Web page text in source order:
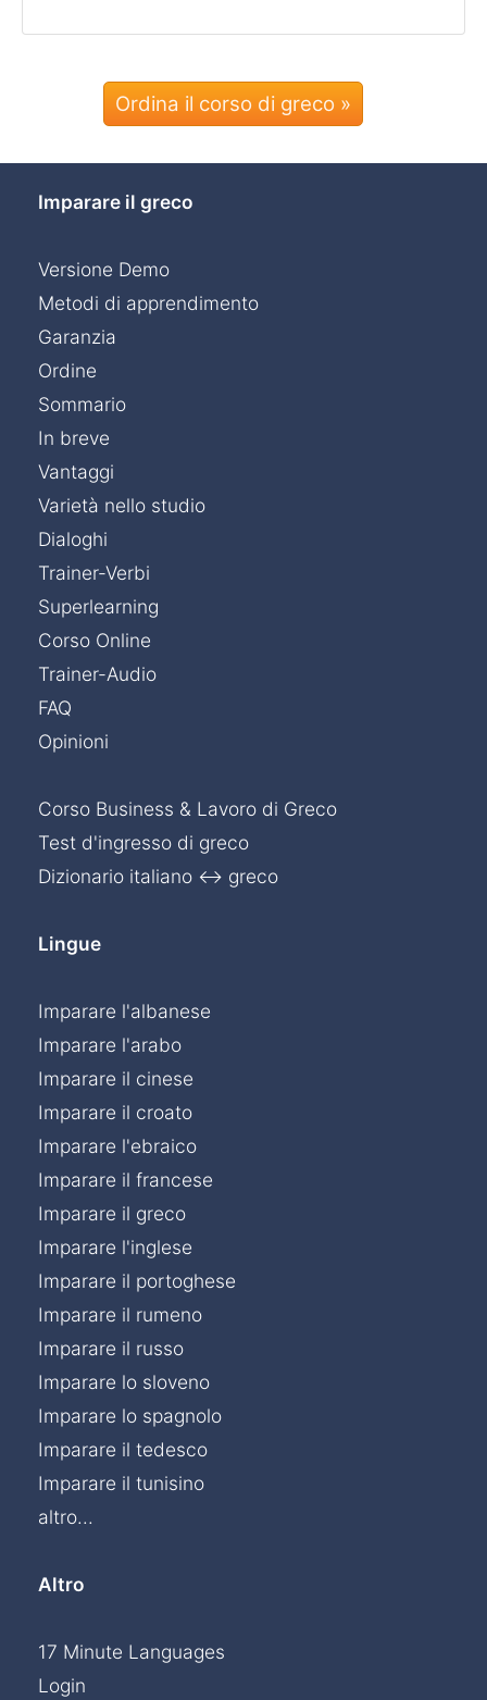
Ordina il corso di greco »
Imparare il greco
Versione Demo
Metodi di apprendimento
Garanzia
Ordine
Sommario
In breve
Vantaggi
Varietà nello studio
Dialoghi
Trainer-Verbi
Superlearning
Corso Online
Trainer-Audio
FAQ
Opinioni
Corso Business & Lavoro di Greco
Test d'ingresso di greco
Dizionario italiano ↔ greco
Lingue
Imparare l'albanese
Imparare l'arabo
Imparare il cinese
Imparare il croato
Imparare l'ebraico
Imparare il francese
Imparare il greco
Imparare l'inglese
Imparare il portoghese
Imparare il rumeno
Imparare il russo
Imparare lo sloveno
Imparare lo spagnolo
Imparare il tedesco
Imparare il tunisino
altro...
Altro
17 Minute Languages
Login